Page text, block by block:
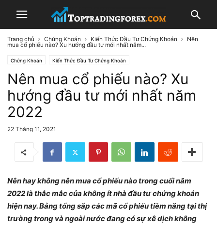
Trang chủ Chứng Khoán Kiến Thức Đầu Tư Chứng Khoán
Nên
mua cổ phiếu nào? Xu hướng đầu tư mới nhất năm...
Chứng Khoán Kiến Thức Đầu Tư Chứng Khoán
Nên mua cổ phiếu nào? Xu
hướng đầu tư mới nhất năm
2022
22 Tháng 11, 2021
Nên hay không nên mua cổ phiếu nào trong cuối năm
2022 là thắc mắc của không ít nhà đầu tư chứng khoán
hiện nay. Bảng tổng sắp các mã cổ phiếu tiềm năng tại thị
trường trong và ngoài nước đang có sự xê dịch không